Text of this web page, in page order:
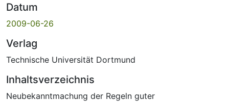
Datum
2009-06-26
Verlag
Technische Universität Dortmund
Inhaltsverzeichnis
Neubekanntmachung der Regeln guter